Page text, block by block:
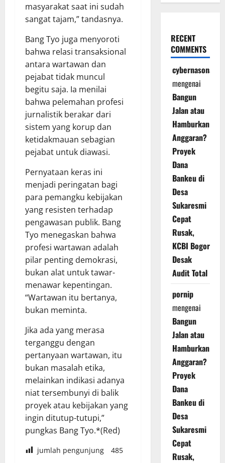
masyarakat saat ini sudah
sangat tajam,” tandasnya.
Bang Tyo juga menyoroti
bahwa relasi transaksional
antara wartawan dan
pejabat tidak muncul
begitu saja. Ia menilai
bahwa pelemahan profesi
jurnalistik berakar dari
sistem yang korup dan
ketidakmauan sebagian
pejabat untuk diawasi.
Pernyataan keras ini
menjadi peringatan bagi
para pemangku kebijakan
yang resisten terhadap
pengawasan publik. Bang
Tyo menegaskan bahwa
profesi wartawan adalah
pilar penting demokrasi,
bukan alat untuk tawar-
menawar kepentingan.
“Wartawan itu bertanya,
bukan meminta.
Jika ada yang merasa
terganggu dengan
pertanyaan wartawan, itu
bukan masalah etika,
melainkan indikasi adanya
niat tersembunyi di balik
proyek atau kebijakan yang
ingin ditutup-tutupi,”
pungkas Bang Tyo.*(Red)
jumlah pengunjung 485
RECENT
COMMENTS
cybernasonal
mengenai
Bangun
Jalan atau
Hamburkan
Anggaran?
Proyek
Dana
Bankeu di
Desa
Sukaresmi
Cepat
Rusak,
KCBI Bogor
Desak
Audit Total
pornip
mengenai
Bangun
Jalan atau
Hamburkan
Anggaran?
Proyek
Dana
Bankeu di
Desa
Sukaresmi
Cepat
Rusak,